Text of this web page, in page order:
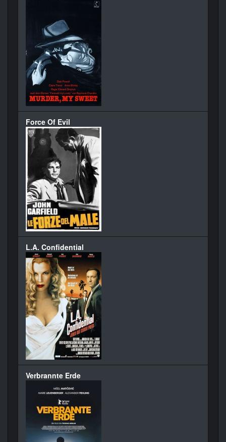
Force Of Evil
L.A. Confidential
Verbrannte Erde